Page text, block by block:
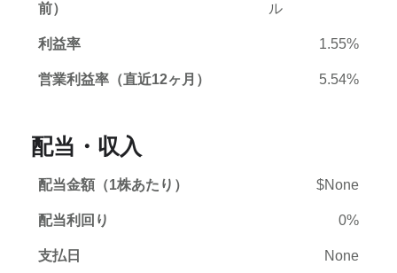
前）
ル
利益率 1.55%
営業利益率（直近12ヶ月） 5.54%
配当・収入
配当金額（1株あたり） $None
配当利回り 0%
支払日 None